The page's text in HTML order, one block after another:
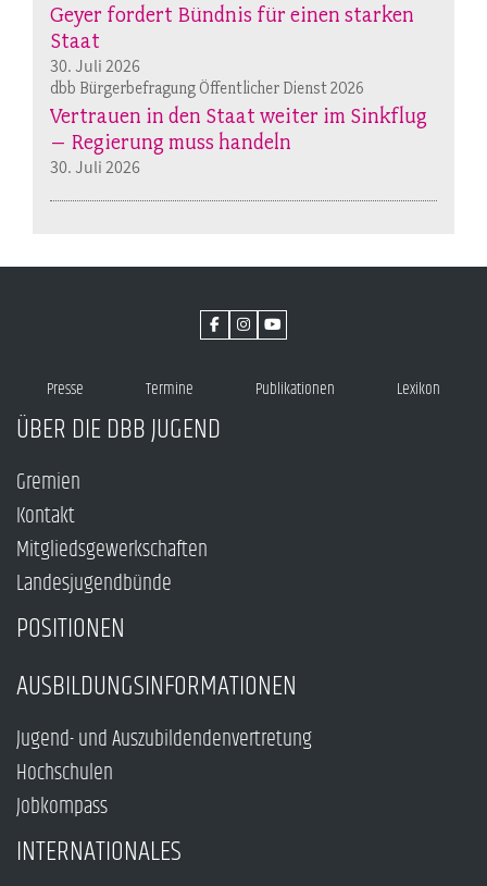
Geyer fordert Bündnis für einen starken
Staat
30. Juli 2026
dbb Bürgerbefragung Öffentlicher Dienst 2026
Vertrauen in den Staat weiter im Sinkflug
– Regierung muss handeln
30. Juli 2026
Presse Termine Publikationen Lexikon
ÜBER DIE DBB JUGEND
Gremien
Kontakt
Mitgliedsgewerkschaften
Landesjugendbünde
POSITIONEN
AUSBILDUNGSINFORMATIONEN
Jugend- und Auszubildendenvertretung
Hochschulen
Jobkompass
INTERNATIONALES